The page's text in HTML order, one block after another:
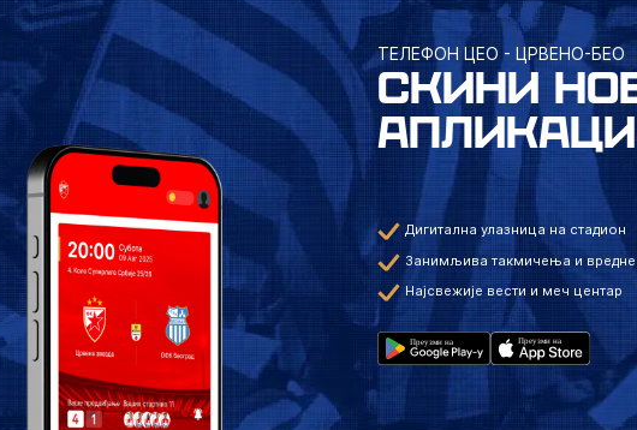
ТЕЛЕФОН ЦЕО - ЦРВЕНО-БЕО
СКИНИ
Дигитална улазница на стадион
Занимљива такмичења и вредне
Најсвежије вести и меч центар